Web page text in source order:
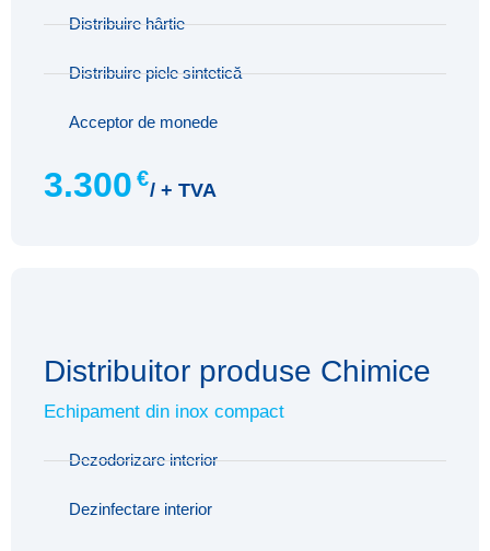
Distribuire hârtie
Distribuire piele sintetică
Acceptor de monede
3.300 €/ + TVA
Distribuitor produse Chimice
Echipament din inox compact
Dezodorizare interior
Dezinfectare interior